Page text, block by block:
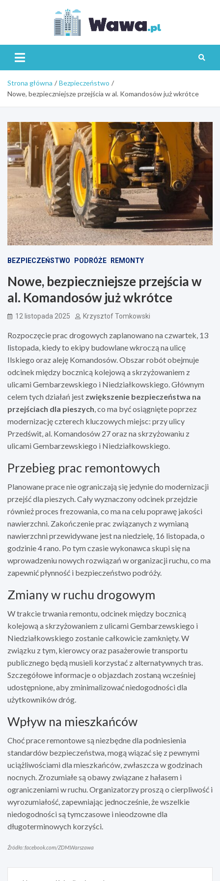
Strona główna
Bezpieczeństwo
Nowe, bezpieczniejsze przejścia w al. Komandosów już wkrótce
BEZPIECZEŃSTWO PODRÓŻE REMONTY
Nowe, bezpieczniejsze przejścia w
al. Komandosów już wkrótce
12 listopada 2025 Krzysztof Tomkowski
Rozpoczęcie prac drogowych zaplanowano na czwartek, 13
listopada, kiedy to ekipy budowlane wkroczą na ulicę
Ilskiego oraz aleję Komandosów. Obszar robót obejmuje
odcinek między bocznicą kolejową a skrzyżowaniem z
ulicami Gembarzewskiego i Niedziałkowskiego. Głównym
celem tych działań jest zwiększenie bezpieczeństwa na
przejściach dla pieszych, co ma być osiągnięte poprzez
modernizację czterech kluczowych miejsc: przy ulicy
Przedświt, al. Komandosów 27 oraz na skrzyżowaniu z
ulicami Gembarzewskiego i Niedziałkowskiego.
Przebieg prac remontowych
Planowane prace nie ograniczają się jedynie do modernizacji
przejść dla pieszych. Cały wyznaczony odcinek przejdzie
również proces frezowania, co ma na celu poprawę jakości
nawierzchni. Zakończenie prac związanych z wymianą
nawierzchni przewidywane jest na niedzielę, 16 listopada, o
godzinie 4 rano. Po tym czasie wykonawca skupi się na
wprowadzeniu nowych rozwiązań w organizacji ruchu, co ma
zapewnić płynność i bezpieczeństwo podróży.
Zmiany w ruchu drogowym
W trakcie trwania remontu, odcinek między bocznicą
kolejową a skrzyżowaniem z ulicami Gembarzewskiego i
Niedziałkowskiego zostanie całkowicie zamknięty. W
związku z tym, kierowcy oraz pasażerowie transportu
publicznego będą musieli korzystać z alternatywnych tras.
Szczegółowe informacje o objazdach zostaną wcześniej
udostępnione, aby zminimalizować niedogodności dla
użytkowników dróg.
Wpływ na mieszkańców
Choć prace remontowe są niezbędne dla podniesienia
standardów bezpieczeństwa, mogą wiązać się z pewnymi
uciążliwościami dla mieszkańców, zwłaszcza w godzinach
nocnych. Zrozumiałe są obawy związane z hałasem i
ograniczeniami w ruchu. Organizatorzy proszą o cierpliwość i
wyrozumiałość, zapewniając jednocześnie, że wszelkie
niedogodności są tymczasowe i nieodzowne dla
długoterminowych korzyści.
Źródło: facebook.com/ZDM.Warszawa